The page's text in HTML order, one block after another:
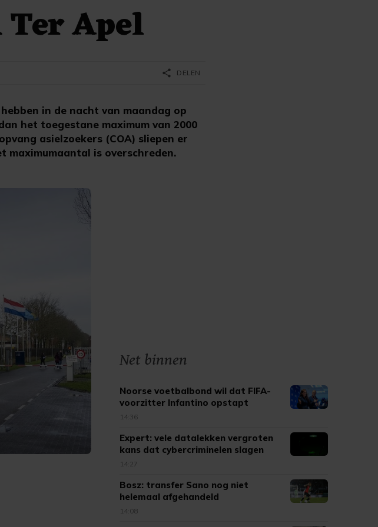
Apel
in de nacht van maandag op
het toegestane maximum van 2000
asielzoekers (COA) sliepen er
maximumaantal is overschreden.
share DELEN
Net binnen
Noorse voetbalbond wil dat FIFA-
voorzitter Infantino opstapt
14:36
Expert: vele datalekken vergroten
kans dat cybercriminelen slagen
14:27
Bosz: transfer Sano nog niet
helemaal afgehandeld
14:08